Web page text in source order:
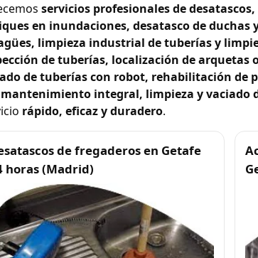
servicios profesionales de
en inundaciones, desatasco de
limpieza industrial de tuberías y
de tuberías, localización de arquetas
de tuberías con robot, rehabilitación de
mantenimiento integral, limpieza y vaciado
rápido, eficaz y duradero.
de fregaderos en Getafe
horas (Madrid)